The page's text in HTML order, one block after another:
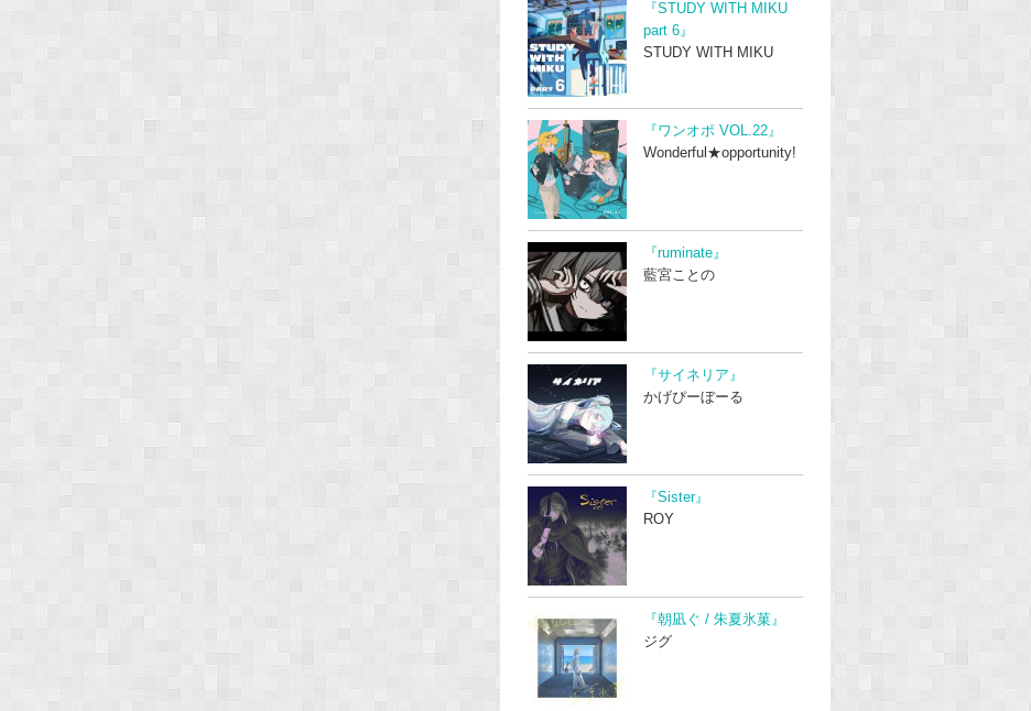
『STUDY WITH MIKU
part 6』
STUDY WITH MIKU
『ワンオポ VOL.22』
Wonderful★opportunity!
『ruminate』
藍宮ことの
『サイネリア』
かげぴーぼーる
『Sister』
ROY
『朝凪ぐ / 朱夏氷菓』
ジグ